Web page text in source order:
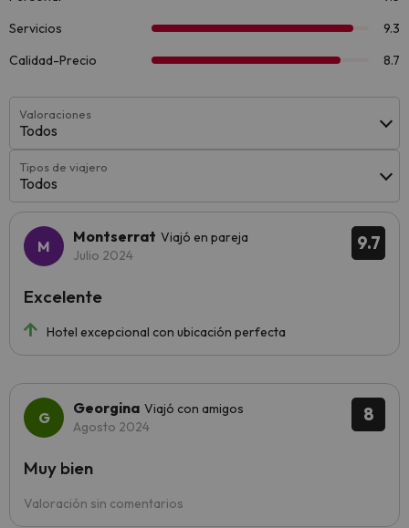
Valoraciones
Todos
Tipos de viajero
Todos
9.7
Montserrat Viajó en pareja
Julio 2024
Hotel excepcional con ubicación perfecta
Excelente
8
Georgina Viajó con amigos
Agosto 2024
Valoración sin comentarios
Muy bien